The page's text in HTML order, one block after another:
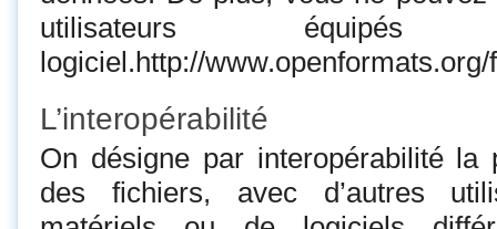
utilisateurs
logiciel.http://www.openformats.org/
L’interopérabilité
On désigne par interopérabilité la
des fichiers, avec d’autres